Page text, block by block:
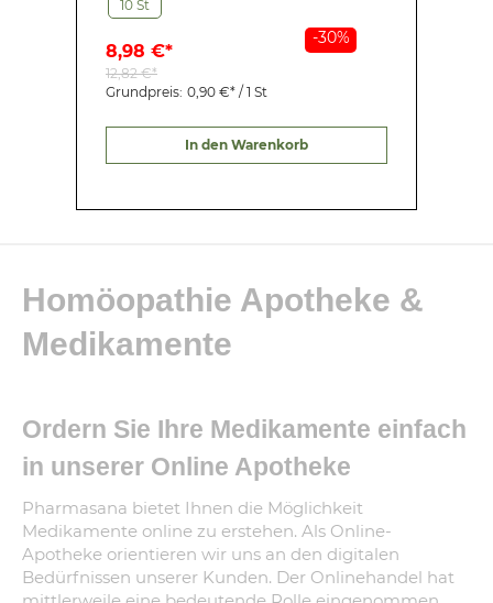
-30%
10 St
8,98 €*
12,82 €*
Grundpreis: 0,90 €* / 1 St
In den Warenkorb
Homöopathie Apotheke &
Medikamente
Ordern Sie Ihre Medikamente einfach
in unserer Online Apotheke
Pharmasana bietet Ihnen die Möglichkeit
Medikamente online zu erstehen. Als Online-
Apotheke orientieren wir uns an den digitalen
Bedürfnissen unserer Kunden. Der Onlinehandel hat